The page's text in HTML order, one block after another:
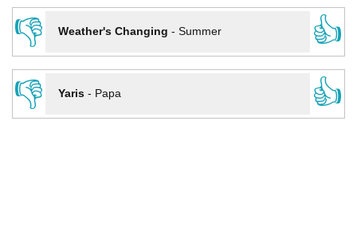
👎
Weather's Changing - Summer
👍
👎
Yaris- Papa 👍